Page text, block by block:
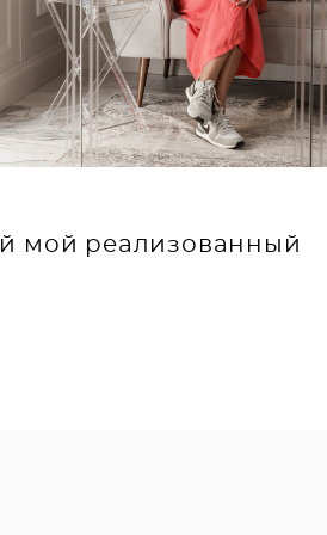
мой реализованный